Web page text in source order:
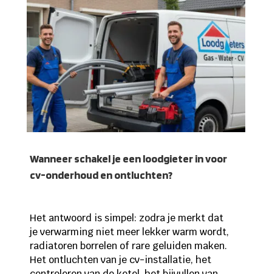
Wanneer schakel je een loodgieter in voor
cv-onderhoud en ontluchten?
Het antwoord is simpel: zodra je merkt dat
je verwarming niet meer lekker warm wordt,
radiatoren borrelen of rare geluiden maken.
Het ontluchten van je cv-installatie, het